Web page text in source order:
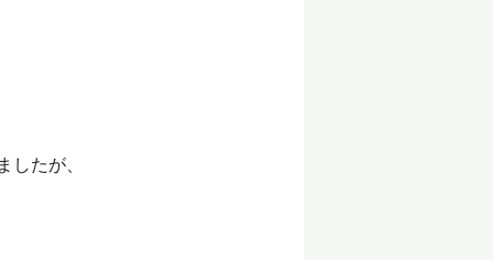
したが、